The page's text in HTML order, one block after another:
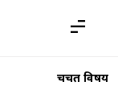
चर्चित विषय